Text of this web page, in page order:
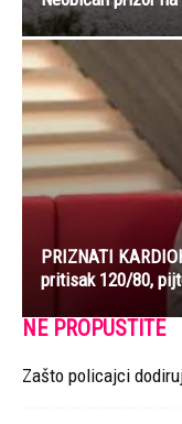
PRIZNATI
pritisak 120/80,
NE PROPUSTITE
Zašto policajci